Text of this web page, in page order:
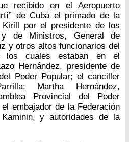
recibido en el Aeropuerto
de Cuba el primado de la
Kirill por el presidente de los
de Ministros, General de
y otros altos funcionarios del
los cuales estaban en el
Hernández, presidente de
Poder Popular; el canciller
Martha Hernández,
Provincial del Poder
embajador de la Federación
y autoridades de la